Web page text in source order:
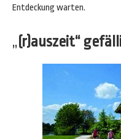
Entdeckung warten.
„(r)auszeit“